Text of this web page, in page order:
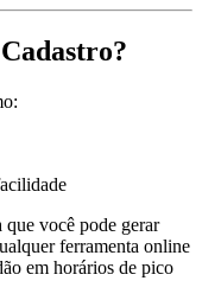
você pode gerar
ferramenta online
em horários de pico